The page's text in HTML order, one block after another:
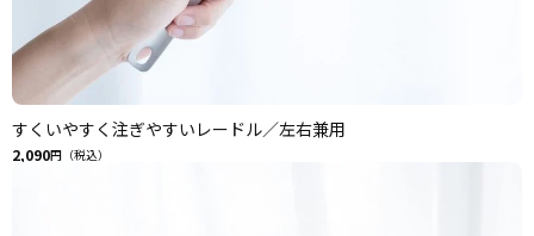
すくいやすく注ぎやすいレードル／左右兼用
2,090円（税込）